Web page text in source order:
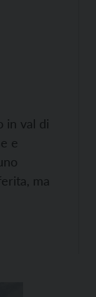
in val di
e
ma